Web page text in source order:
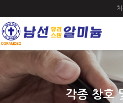
각종 창호